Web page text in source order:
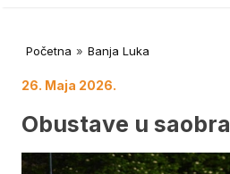
Početna » Banja Luka
26. Maja 2026.
Obustave u